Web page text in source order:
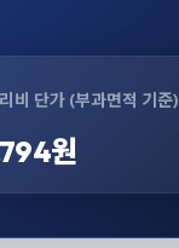
비 단가 (부과면적 기준)
원